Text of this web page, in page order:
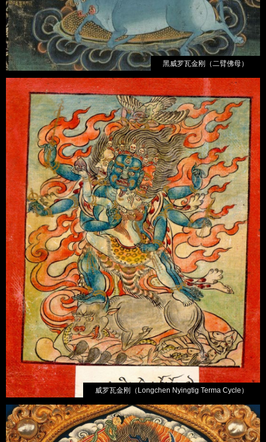
黑威罗瓦金刚（二臂佛母）
威罗瓦金刚（Longchen Nyingtig Terma Cycle）